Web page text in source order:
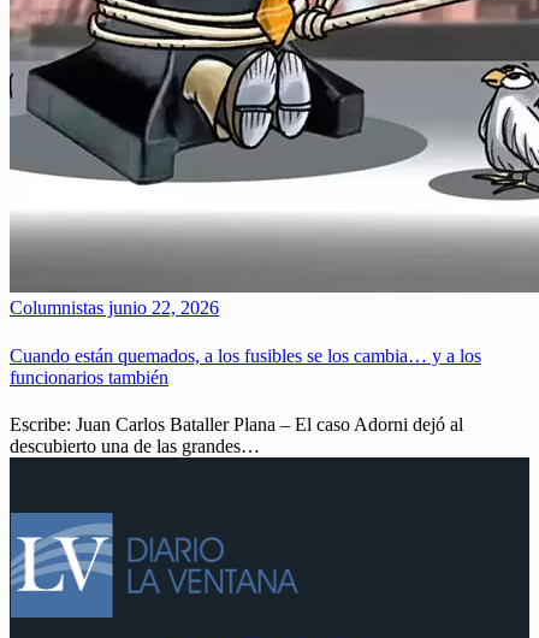
Columnistas junio 22, 2026
Cuando están quemados, a los fusibles se los cambia… y a los
funcionarios también
Escribe: Juan Carlos Bataller Plana – El caso Adorni dejó al
descubierto una de las grandes…